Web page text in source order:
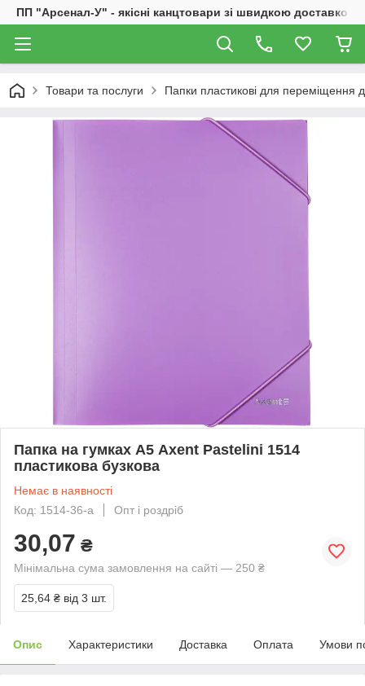
ПП "Арсенал-У" - якісні канцтовари зі швидкою доставкою
Товари та послуги Папки пластикові для переміщення
Папка на гумках А5 Axent Pastelini 1514
пластикова бузкова
Немає в наявності
Код: 1514-36-a
Опт і роздріб
30,07 ₴
Мінімальна сума замовлення на сайті — 250 ₴
25,64 ₴ від 3 шт.
Опис Характеристики Доставка Оплата Умови